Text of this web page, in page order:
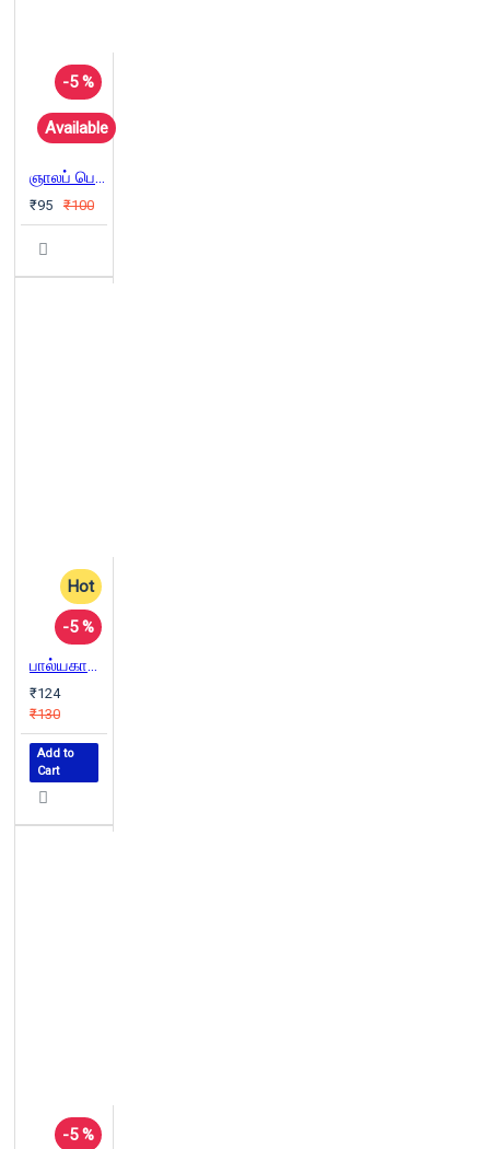
-5 %
Available
ஞாலப் பெரிதே ஞானச் சிறுமலர்
₹95 ₹100
Hot
-5 %
பால்யகால சகி
₹124
₹130
Add to
Cart
-5 %